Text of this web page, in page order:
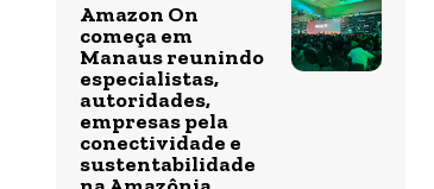
Amazon On
começa em
Manaus reunindo
especialistas,
autoridades,
empresas pela
conectividade e
sustentabilidade